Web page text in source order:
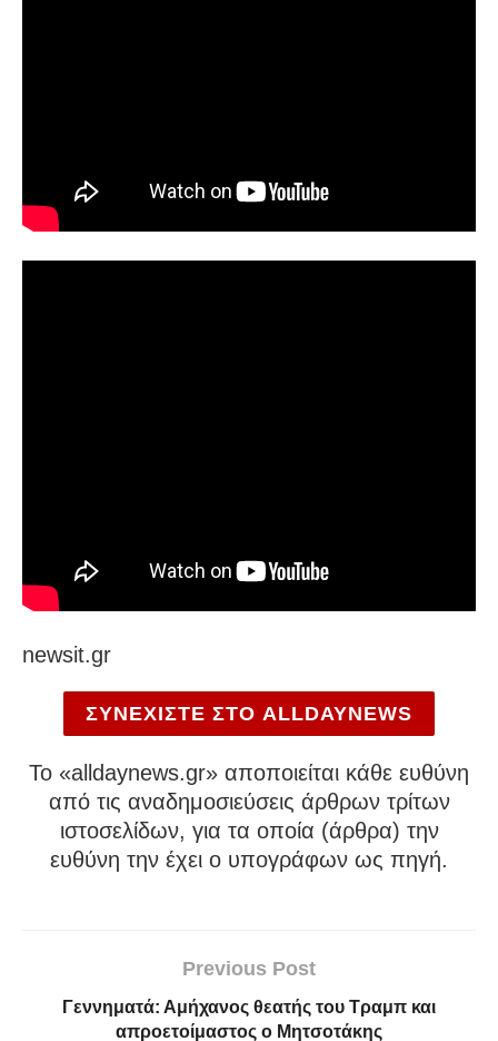
newsit.gr
ΣΥΝΕΧΙΣΤΕ ΣΤΟ ALLDAYNEWS
To «alldaynews.gr» αποποιείται κάθε ευθύνη
από τις αναδημοσιεύσεις άρθρων τρίτων
ιστοσελίδων, για τα οποία (άρθρα) την
ευθύνη την έχει ο υπογράφων ως πηγή.
Previous Post
Γεννηματά: Αμήχανος θεατής του Τραμπ και
απροετοίμαστος ο Μητσοτάκης